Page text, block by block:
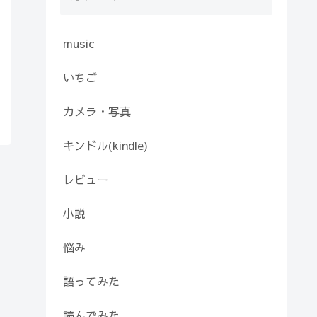
music
いちご
カメラ・写真
キンドル(kindle)
レビュー
小説
悩み
語ってみた